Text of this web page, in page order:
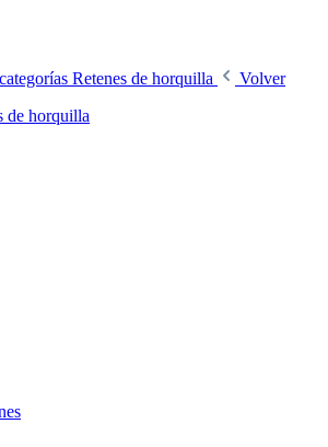
Retenes de horquilla
Volver
de horquilla